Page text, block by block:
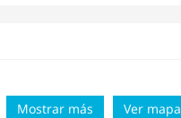
Ver mapa
Mostrar más